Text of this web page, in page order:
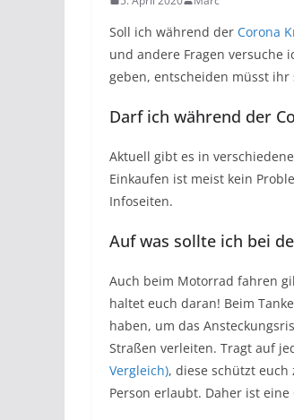
Soll ich während der Corona
und andere Fragen versuche
geben, entscheiden müsst ihr
Darf ich während der
Aktuell gibt es in
Einkaufen ist meist kein
Infoseiten.
Auf was sollte ich bei
Auch beim Motorrad fahren
haltet euch daran! Beim
haben, um das
Straßen verleiten. Tragt auf
Vergleich), diese schützt
Person erlaubt. Daher ist